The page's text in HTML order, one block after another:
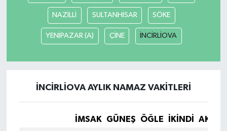
NAZİLLİ SULTANHİSAR SÖKE
YENİPAZAR (A) ÇİNE İNCİRLİOVA
İNCİRLİOVA AYLIK NAMAZ VAKITLERI
İMSAK GÜNEŞ ÖĞLE İKINDI
YAŞAM